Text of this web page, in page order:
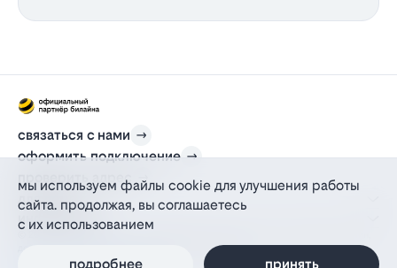
связаться с нами
оформить подключение
проверить адрес
для дома
информация
действующий на основании агентского договора
политика персональных данных
мы используем файлы cookie для улучшения работы
сайта. продолжая, вы соглашаетесь
с их использованием
подробнее принять